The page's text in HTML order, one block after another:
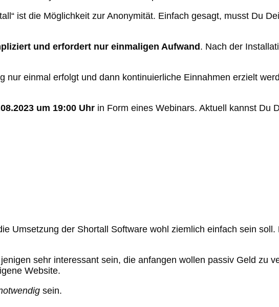
ist die Möglichkeit zur Anonymität. Einfach gesagt, musst Du
und erfordert nur einmaligen Aufwand . Nach der
nur einmal erfolgt und dann kontinuierliche Einnahmen erzielt
um 19:00 Uhr in Form eines Webinars. Aktuell kannst Du
Umsetzung der Shortall Software wohl ziemlich einfach sein soll.
sehr interessant sein, die anfangen wollen passiv Geld zu
Website.
sein.